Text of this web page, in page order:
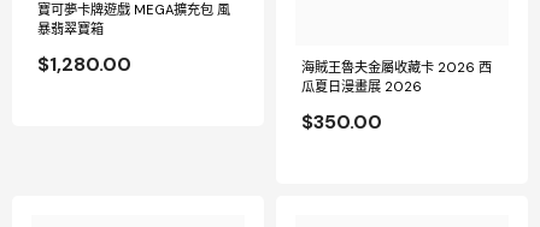
寶可夢卡牌遊戲 MEGA擴充包 風
暴翡翠寶箱
$1,280.00
海賊王魯夫金屬收藏卡 2026 西
瓜夏日漫畫展 2026
$350.00